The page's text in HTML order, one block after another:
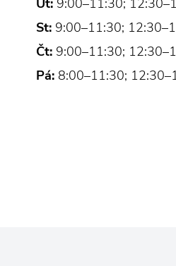
Út: 9:00–11:30;
St: 9:00–11:30;
Čt: 9:00–11:30;
Pá: 8:00–11:30;